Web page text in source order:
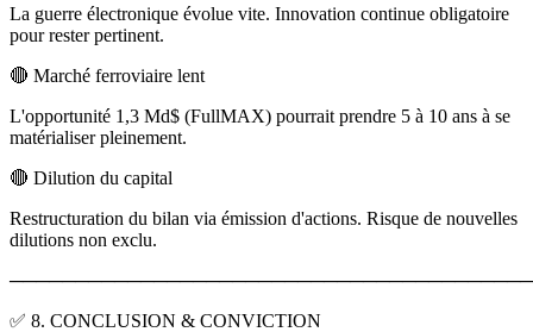
La guerre électronique évolue vite. Innovation continue obligatoire
pour rester pertinent.
🔴 Marché ferroviaire lent
L'opportunité 1,3 Md$ (FullMAX) pourrait prendre 5 à 10 ans à se
matérialiser pleinement.
🔴 Dilution du capital
Restructuration du bilan via émission d'actions. Risque de nouvelles
dilutions non exclu.
✅ 8. CONCLUSION & CONVICTION